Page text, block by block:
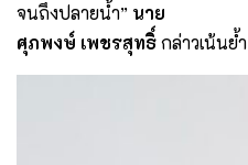
จนถึงปลายน้ำ” นาย
ศุภพงษ์ เพชรสุทธิ์กล่าวเน้นย้ำ